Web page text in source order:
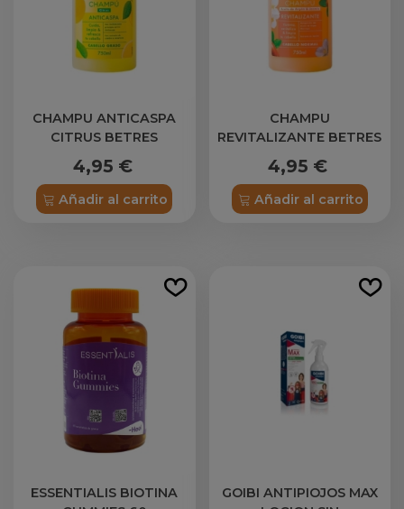
CHAMPU ANTICASPA
CITRUS BETRES
4,95 €
Añadir al carrito
CHAMPU
REVITALIZANTE BETRES
4,95 €
Añadir al carrito
ESSENTIALIS BIOTINA
GOIBI ANTIPIOJOS MAX